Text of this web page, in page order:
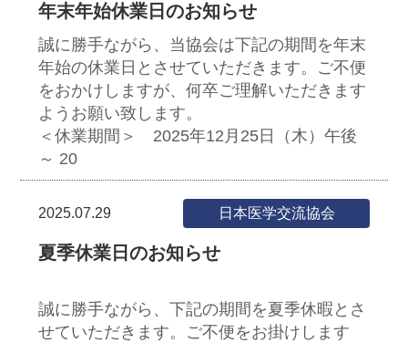
年末年始休業日のお知らせ
誠に勝手ながら、当協会は下記の期間を年末
年始の休業日とさせていただきます。ご不便
をおかけしますが、何卒ご理解いただきます
ようお願い致します。
＜休業期間＞ 2025年12月25日（木）午後
～ 20
2025.07.29 日本医学交流協会
夏季休業日のお知らせ
誠に勝手ながら、下記の期間を夏季休暇とさ
せていただきます。ご不便をお掛けします